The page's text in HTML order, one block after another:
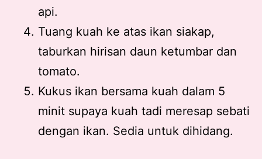
api.
Tuang kuah ke atas ikan siakap,
taburkan hirisan daun ketumbar dan
tomato.
Kukus ikan bersama kuah dalam 5
minit supaya kuah tadi meresap sebati
dengan ikan. Sedia untuk dihidang.